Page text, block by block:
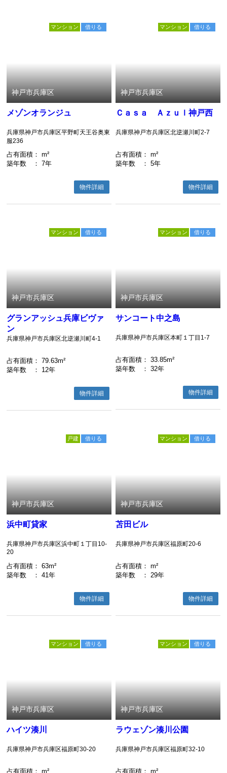
神戸市兵庫区
借りる
マンション
メゾンオランジュ
兵庫県神戸市兵庫区平野町天王谷奥東
服236
占有面積 ： m²
築年数
： 7年
物件詳細
神戸市兵庫区
借りる
マンション
Ｃａｓａ Ａｚｕｌ神戸西
兵庫県神戸市兵庫区北逆瀬川町2-7
占有面積 ： m²
築年数
： 5年
物件詳細
神戸市兵庫区
借りる
マンション
グランアッシュ兵庫ビヴァ
ン
兵庫県神戸市兵庫区北逆瀬川町4-1
占有面積 ： 79.63m²
築年数
： 12年
物件詳細
神戸市兵庫区
借りる
マンション
サンコート中之島
兵庫県神戸市兵庫区本町１丁目1-7
占有面積 ： 33.85m²
築年数
： 32年
物件詳細
神戸市兵庫区
借りる
戸建
浜中町貸家
兵庫県神戸市兵庫区浜中町１丁目10-
20
占有面積 ： 63m²
築年数
： 41年
物件詳細
神戸市兵庫区
借りる
マンション
苫田ビル
兵庫県神戸市兵庫区福原町20-6
占有面積 ： m²
築年数
： 29年
物件詳細
神戸市兵庫区
借りる
マンション
ハイツ湊川
兵庫県神戸市兵庫区福原町30-20
占有面積 ： m²
神戸市兵庫区
借りる
マンション
ラウェゾン湊川公園
兵庫県神戸市兵庫区福原町32-10
占有面積 ： m²